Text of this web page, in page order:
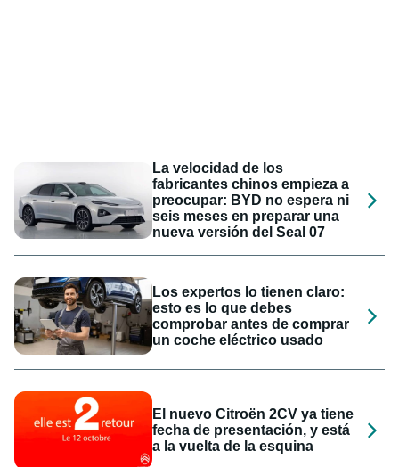
La velocidad de los
fabricantes chinos empieza a
preocupar: BYD no espera ni
seis meses en preparar una
nueva versión del Seal 07
Los expertos lo tienen claro:
esto es lo que debes
comprobar antes de comprar
un coche eléctrico usado
El nuevo Citroën 2CV ya tiene
fecha de presentación, y está
a la vuelta de la esquina